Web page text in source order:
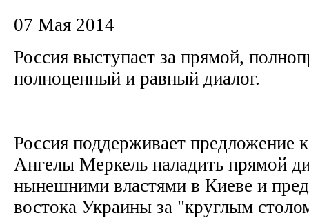
07 Мая 2014
Россия выступает за прямой,
полноценный и равный диалог.
Россия поддерживает предложение
Ангелы Меркель наладить прямой
нынешними властями в Киеве и
востока Украины за "круглым